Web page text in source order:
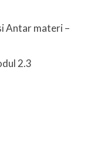
Antar materi –
2.3